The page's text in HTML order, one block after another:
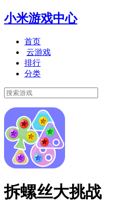
小米游戏中心
首页
云游戏
排行
分类
拆螺丝大挑战